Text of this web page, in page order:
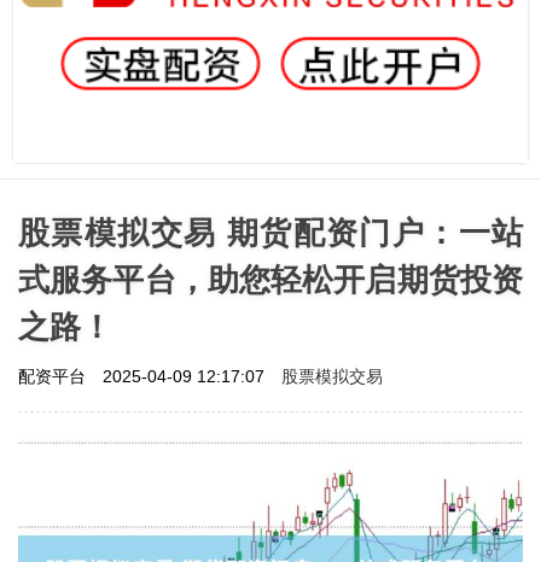
股票模拟交易 期货配资门户：一站
式服务平台，助您轻松开启期货投资
之路！
配资平台 2025-04-09 12:17:07 股票模拟交易